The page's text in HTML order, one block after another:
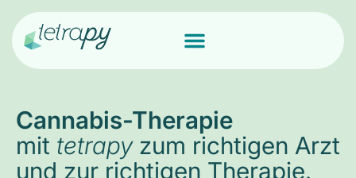
Cannabis-Therapie
mit tetrapyzum richtigen Arzt
und zur richtigen Therapie.